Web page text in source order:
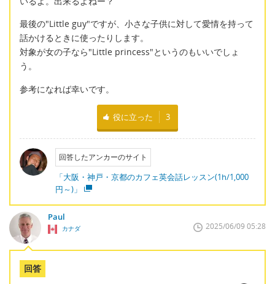
最後の"Little guy"ですが、小さな子供に対して愛情を持って
話かけるときに使ったりします。
対象が女の子なら"Little princess"というのもいいでしょ
う。
参考になれば幸いです。
役に立った 3
回答したアンカーのサイト
「大阪・神戸・京都のカフェ英会話レッスン(1h/1,000
円～)」
Paul
カナダ 2025/06/09 05:28
回答